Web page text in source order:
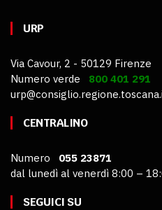
URP
Via Cavour, 2 - 50129 Firenze
Numero verde 800 401 291
CENTRALINO
Numero 055 23871
dal lunedì al venerdì 8:00 –
SEGUICI SU